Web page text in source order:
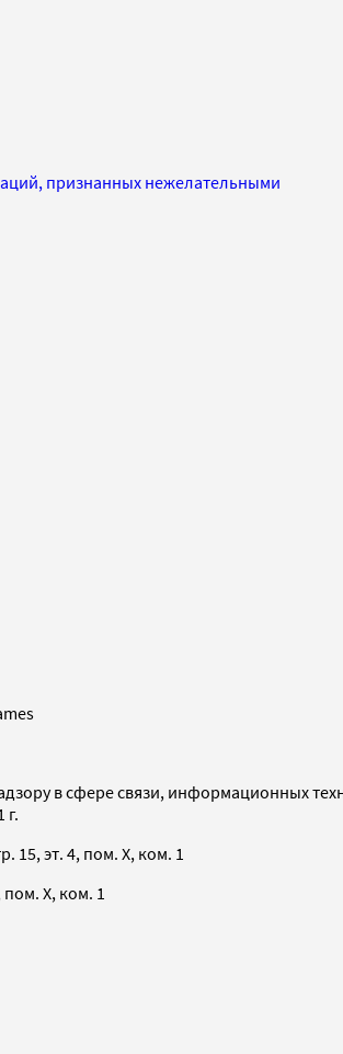
признанных нежелательными
в сфере связи, информационных
г.
15, эт. 4, пом. X, ком. 1
X, ком. 1